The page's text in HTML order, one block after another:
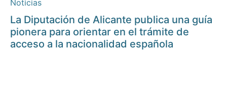
Noticias
La Diputación de Alicante publica una guía
pionera para orientar en el trámite de
acceso a la nacionalidad española